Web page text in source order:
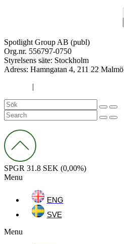
Spotlight Group AB (publ)
Org.nr. 556797-0750
Styrelsens säte: Stockholm
Adress: Hamngatan 4, 211 22 Malmö
|
SPGR 31.8 SEK (0,00%)
Menu
ENG
SVE
Menu